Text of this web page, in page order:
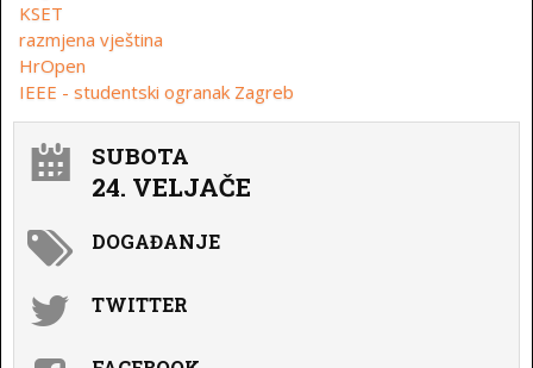
KSET
razmjena vještina
HrOpen
IEEE - studentski ogranak Zagreb
SUBOTA
24. VELJAČE
DOGAĐANJE
TWITTER